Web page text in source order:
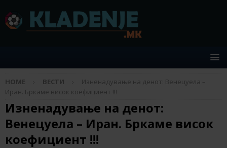
HOME ВЕСТИ
Изненадување на денот: Венецуела –
Иран. Бркаме висок коефициент !!!
Изненадување на денот:
Венецуела – Иран. Бркаме висок
коефициент !!!